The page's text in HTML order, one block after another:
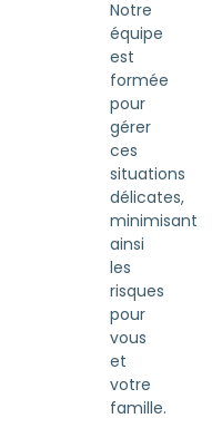
Notre
équipe
est
formée
pour
gérer
ces
situations
délicates,
minimisant
ainsi
les
risques
pour
vous
et
votre
famille.